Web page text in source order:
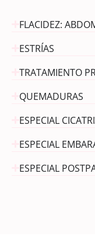
FLACIDEZ:
ESTRÍAS
TRATAMIENTO
QUEMADURAS
ESPECIAL
ESPECIAL
ESPECIAL